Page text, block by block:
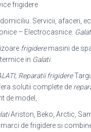
frigidere
Servicii, afaceri,
– Electrocasnice.
frigideremasini de
in Galati.
; Reparatii frigidere
solutii complete de
de model,
Ariston, Beko, Arctic,
de frigidere si